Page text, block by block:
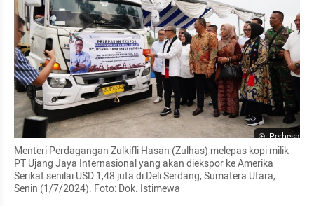
Perbesar
Menteri Perdagangan Zulkifli Hasan (Zulhas) melepas kopi milik
PT Ujang Jaya Internasional yang akan diekspor ke Amerika
Serikat senilai USD 1,48 juta di Deli Serdang, Sumatera Utara,
Senin (1/7/2024). Foto: Dok. Istimewa